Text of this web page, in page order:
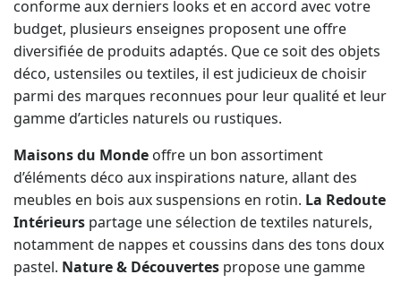
diversifiée de produits adaptés. Que ce soit des objets
déco, ustensiles ou textiles, il est judicieux de choisir
parmi des marques reconnues pour leur qualité et leur
gamme d’articles naturels ou rustiques.
Maisons du Mondeoffre un bon assortiment
meubles en bois aux suspensions en rotin.La Redoute
Intérieurspartage une sélection de textiles naturels,
notamment de nappes et coussins dans des tons doux
pastel.Nature & Découvertespropose une gamme
d’objets faits main, parfaits pour renforcer
l’authenticité du décor.